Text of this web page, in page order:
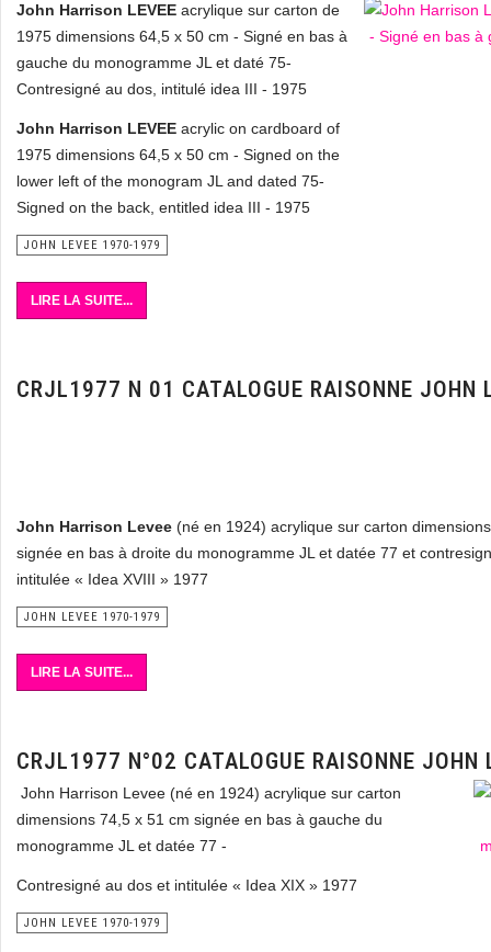
John Harrison LEVEE acrylique sur carton de
1975 dimensions 64,5 x 50 cm - Signé en bas à
gauche du monogramme JL et daté 75-
Contresigné au dos, intitulé idea III - 1975
John Harrison LEVEE acrylic on cardboard of
1975 dimensions 64,5 x 50 cm - Signed on the
lower left of the monogram JL and dated 75-
Signed on the back, entitled idea III - 1975
JOHN LEVEE 1970-1979
LIRE LA SUITE...
CRJL1977 N 01 CATALOGUE RAISONNE JOHN
John Harrison Levee (né en 1924) acrylique sur carton
signée en bas à droite du monogramme JL et datée 77 et
intitulée « Idea XVIII » 1977
JOHN LEVEE 1970-1979
LIRE LA SUITE...
CRJL1977 N°02 CATALOGUE RAISONNE JOHN
John Harrison Levee (né en 1924) acrylique sur carton
dimensions 74,5 x 51 cm signée en bas à gauche du
monogramme JL et datée 77 -
Contresigné au dos et intitulée « Idea XIX » 1977
JOHN LEVEE 1970-1979